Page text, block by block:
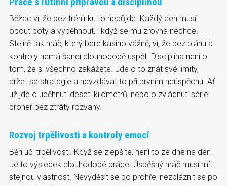
Běžec ví, že bez tréninku to nepůjde. Každý den musí
obout boty a vyběhnout, i když se mu zrovna nechce.
Stejně tak hráč, který bere kasino vážně, ví, že bez plánu a
kontroly nemá šanci dlouhodobě uspět. Disciplína není o
tom, že si všechno zakážete. Jde o to znát své limity,
držet se strategie a nevzdávat to při prvním neúspěchu. Ať
už jde o uběhnutí deseti kilometrů, nebo o zvládnutí série
proher bez ztráty rozvahy.
Rozvoj trpělivosti a kontroly emocí
Běh učí trpělivosti. Když se zlepšíte, není to ze dne na den.
Je to výsledek dlouhodobé práce. Úspěšný hráč musí mít
stejnou vlastnost. Nevyděsit se po prohře, nezbláznit se po